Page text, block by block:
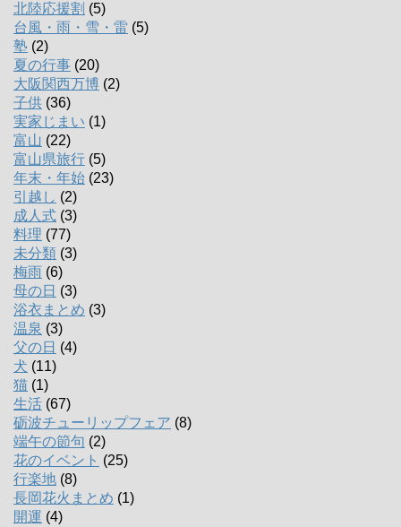
北陸応援割 (5)
台風・雨・雪・雷 (5)
塾 (2)
夏の行事 (20)
大阪関西万博 (2)
子供 (36)
実家じまい (1)
富山 (22)
富山県旅行 (5)
年末・年始 (23)
引越し (2)
成人式 (3)
料理 (77)
未分類 (3)
梅雨 (6)
母の日 (3)
浴衣まとめ (3)
温泉 (3)
父の日 (4)
犬 (11)
猫 (1)
生活 (67)
砺波チューリップフェア (8)
端午の節句 (2)
花のイベント (25)
行楽地 (8)
長岡花火まとめ (1)
開運 (4)